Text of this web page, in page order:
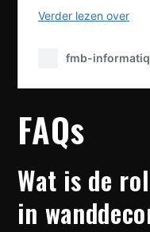
FAQs
Wat is de
in